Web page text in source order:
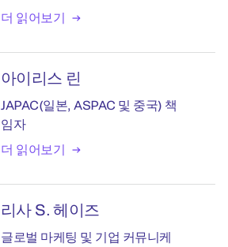
더 읽어보기
아이리스 린
JAPAC(일본, ASPAC 및 중국) 책
임자
더 읽어보기
리사 S. 헤이즈
글로벌 마케팅 및 기업 커뮤니케